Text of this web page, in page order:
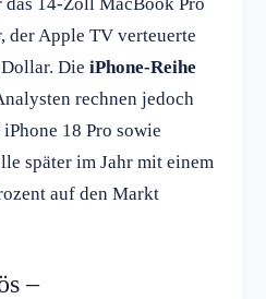
der Apple TV verteuerte
Die iPhone-Reihe
rechnen jedoch
18 Pro sowie
später im Jahr mit einem
auf den Markt
–